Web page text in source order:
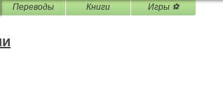
Переводы Книги Игры ⚽